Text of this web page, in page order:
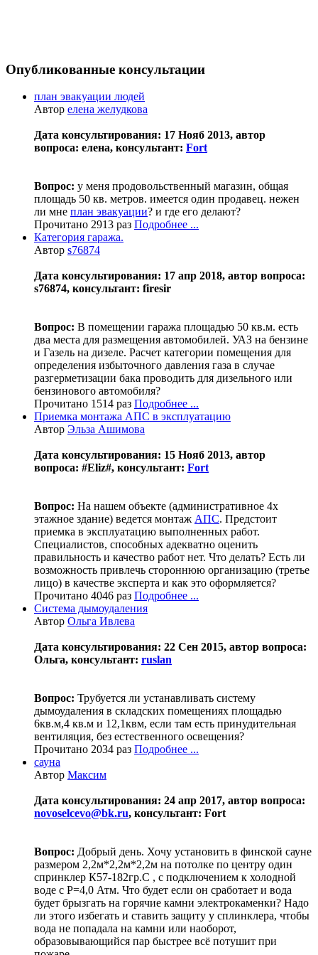
Опубликованные консультации
план эвакуации людей
Автор елена желудкова
Дата консультирования: 17 Нояб 2013, автор
вопроса: елена, консультант: Fort
Вопрос: у меня продовольственный магазин, общая
площадь 50 кв. метров. имеется один продавец. нежен
ли мне план эвакуации? и где его делают?
Прочитано 2913 раз Подробнее ...
Категория гаража.
Автор s76874
Дата консультирования: 17 апр 2018, автор вопроса:
s76874, консультант: firesir
Вопрос: В помещении гаража площадью 50 кв.м. есть
два места для размещения автомобилей. УАЗ на бензине
и Газель на дизеле. Расчет категории помещения для
определения избыточного давления газа в случае
разгерметизации бака проводить для дизельного или
бензинового автомобиля?
Прочитано 1514 раз Подробнее ...
Приемка монтажа АПС в эксплуатацию
Автор Эльза Ашимова
Дата консультирования: 15 Нояб 2013, автор
вопроса: #Eliz#, консультант: Fort
Вопрос: На нашем объекте (административное 4х
этажное здание) ведется монтаж АПС. Предстоит
приемка в эксплуатацию выполненных работ.
Специалистов, способных адекватно оценить
правильность и качество работ нет. Что делать? Есть ли
возможность привлечь стороннюю организацию (третье
лицо) в качестве эксперта и как это оформляется?
Прочитано 4046 раз Подробнее ...
Система дымоудаления
Автор Ольга Ивлева
Дата консультирования: 22 Сен 2015, автор вопроса:
Ольга, консультант: ruslan
Вопрос: Трубуется ли устанавливать систему
дымоудаления в складских помещениях площадью
6кв.м,4 кв.м и 12,1квм, если там есть принудительная
вентиляция, без естественного освещения?
Прочитано 2034 раз Подробнее ...
сауна
Автор Максим
Дата консультирования: 24 апр 2017, автор вопроса:
novoselcevo@bk.ru, консультант: Fort
Вопрос: Добрый день. Хочу установить в финской сауне
размером 2,2м*2,2м*2,2м на потолке по центру один
спринклер К57-182гр.С , с подключением к холодной
воде с Р=4,0 Атм. Что будет если он сработает и вода
будет брызгать на горячие камни электрокаменки? Надо
ли этого избегать и ставить защиту у сплинклера, чтобы
вода не попадала на камни или наоборот,
образовывающийся пар быстрее всё потушит при